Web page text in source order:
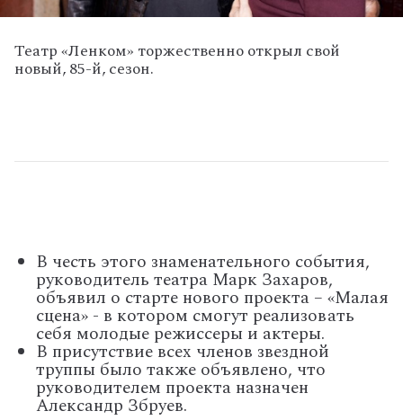
Театр «Ленком» торжественно открыл свой
новый, 85-й, сезон.
В честь этого знаменательного события,
руководитель театра Марк Захаров,
объявил о старте нового проекта – «Малая
сцена» - в котором смогут реализовать
себя молодые режиссеры и актеры.
В присутствие всех членов звездной
труппы было также объявлено, что
руководителем проекта назначен
Александр Збруев.